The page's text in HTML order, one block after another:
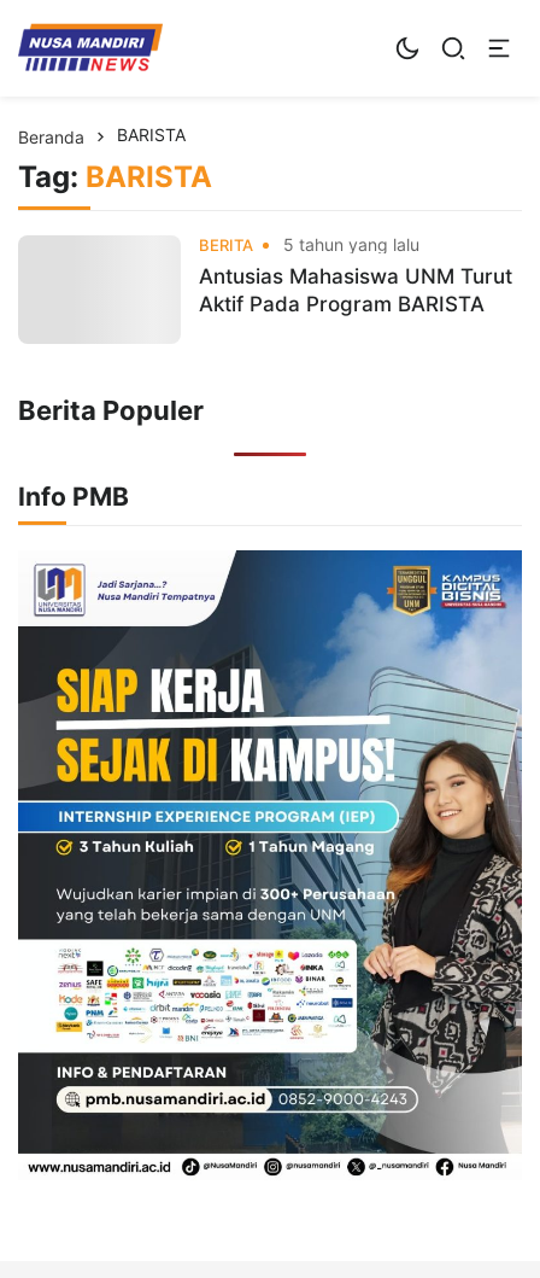
Kampus Digital Bisnis
Universitas Nusa Mandiri
Beranda BARISTA
Tag: BARISTA
BERITA 5 tahun yang lalu
Antusias Mahasiswa UNM Turut
Aktif Pada Program BARISTA
Berita Populer
Info PMB